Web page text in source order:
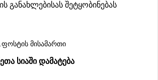
განახლებისას შეტყობინებას
ᲡᲘᲐᲨᲘ ᲓᲐᲛᲐᲢᲔᲑᲐ